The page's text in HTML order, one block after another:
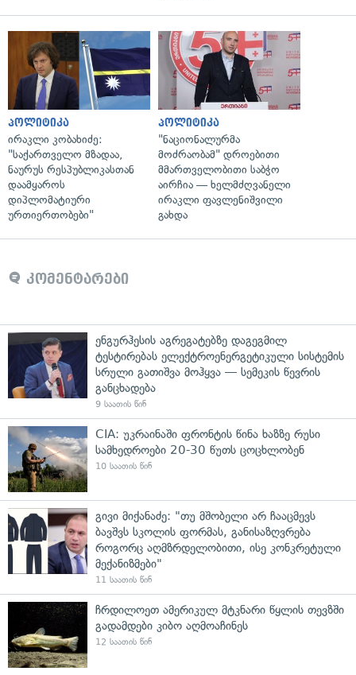
პოლიტიკა
ირაკლი კობახიძე:
"საქართველო მზადაა,
ნაურუს რესპუბლიკასთან
დაამყაროს
დიპლომატიური
ურთიერთობები"
პოლიტიკა
"ნაციონალურმა
მოძრაობამ" დროებითი
მმართველობითი საბჭო
აირჩია — ხელმძღვანელი
ირაკლი ფავლენიშვილი
გახდა
კომენტარები
ენგურჰესის აგრეგატებზე დაგეგმილ
ტესტირებას ელექტროენერგეტიკული სისტემის
სრული გათიშვა მოჰყვა — სემეკის წევრის
განცხადება
9 საათის წინ
CIA: უკრაინაში ფრონტის წინა ხაზზე რუსი
სამხედროები 20-30 წუთს ცოცხლობენ
10 საათის წინ
გივი მიქანაძე: "თუ მშობელი არ ჩააცმევს
ბავშვს სკოლის ფორმას, განისაზღვრება
როგორც აღმზრდელობითი, ისე კონკრეტული
მექანიზმები"
11 საათის წინ
ჩრდილოეთ ამერიკულ მტკნარი წყლის თევზში
გადამდები კიბო აღმოაჩინეს
12 საათის წინ